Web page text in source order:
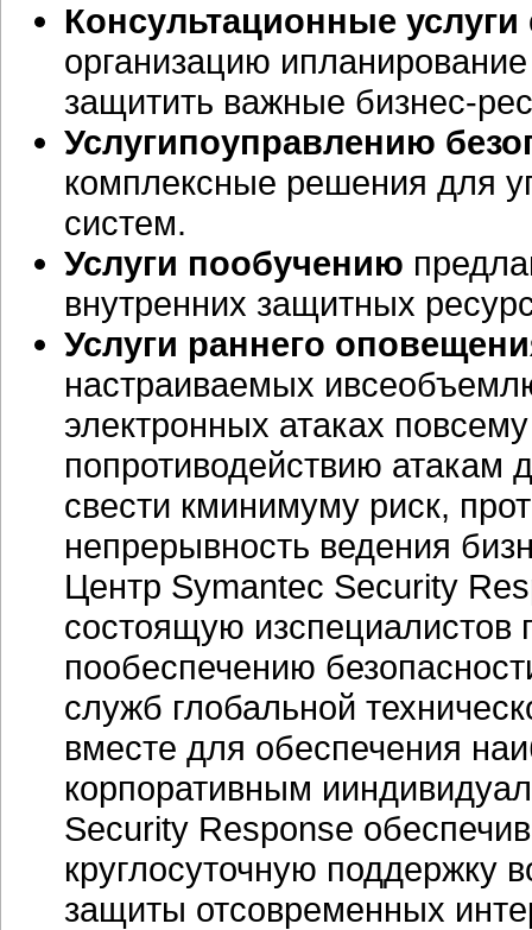
Консультационные услуги
организацию
защитить важные бизнес-
Услугипоуправлению
комплексные решения для
систем.
Услуги пообучению
внутренних защитных
Услуги раннего
настраиваемых
электронных атаках
попротиводействию атакам
свести кминимуму риск,
непрерывность ведения
Центр Symantec Security
состоящую изспециалистов
пообеспечению
служб глобальной
вместе для обеспечения
корпоративным
Security Response
круглосуточную поддержку
защиты отсовременных